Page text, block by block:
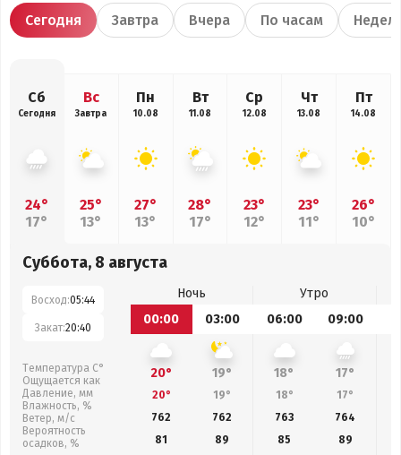
Сегодня Завтра Вчера По часам
Сб
Сегодня
24°
17°
Вс
Завтра
25°
13°
Пн
10.08
27°
13°
Вт
11.08
28°
17°
Ср
12.08
23°
12°
Чт
13.08
23°
11°
Пт
14.08
26°
10°
Суббота, 8 августа
Восход:05:44
Закат:20:40
Температура С°
Ощущается как
Давление, мм
Влажность, %
Ветер, м/с
Вероятность
осадков, %
Ночь
Утро
00:00
03:00 06:00 09:00
20° 19° 18° 17°
20° 19° 18° 17°
762
762 763 764
81
89 85 89